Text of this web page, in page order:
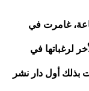
غامرت في
في
أول دار نشر